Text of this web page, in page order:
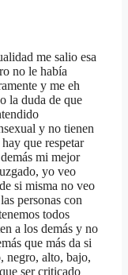
me salio esa
no le había
y me eh
la duda de que
y no tienen
que respetar
mi mejor
yo veo
si misma no veo
personas con
todos
a los demás y no
que más da si
negro, alto, bajo,
ser criticado